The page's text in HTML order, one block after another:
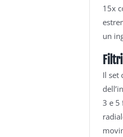
15x
un
Il set
3 e 5